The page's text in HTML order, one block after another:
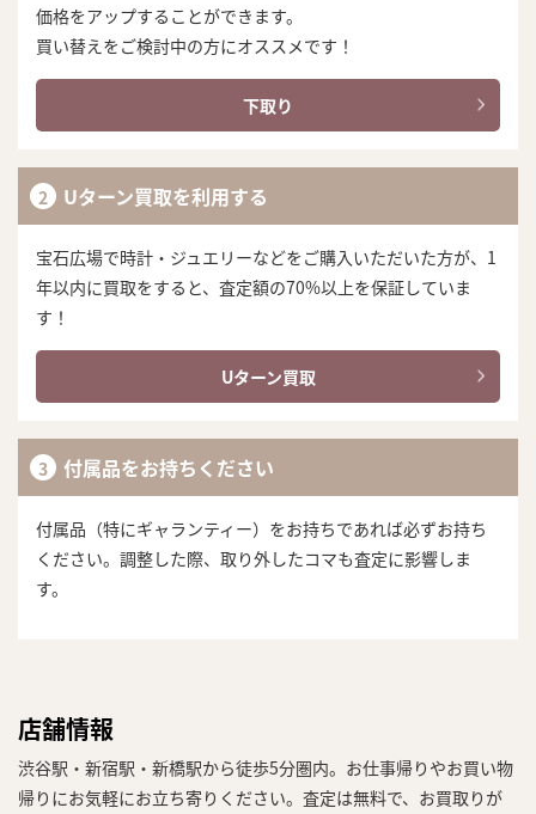
価格をアップすることができます。
買い替えをご検討中の方にオススメです！
下取り
Uターン買取を利用する
宝石広場で時計・ジュエリーなどをご購入いただいた方が、1
年以内に買取をすると、査定額の70%以上を保証していま
す！
Uターン買取
付属品をお持ちください
付属品（特にギャランティー）をお持ちであれば必ずお持ち
ください。調整した際、取り外したコマも査定に影響しま
す。
店舗情報
渋谷駅・新宿駅・新橋駅から徒歩5分圏内。お仕事帰りやお買い物
帰りにお気軽にお立ち寄りください。査定は無料で、お買取りが